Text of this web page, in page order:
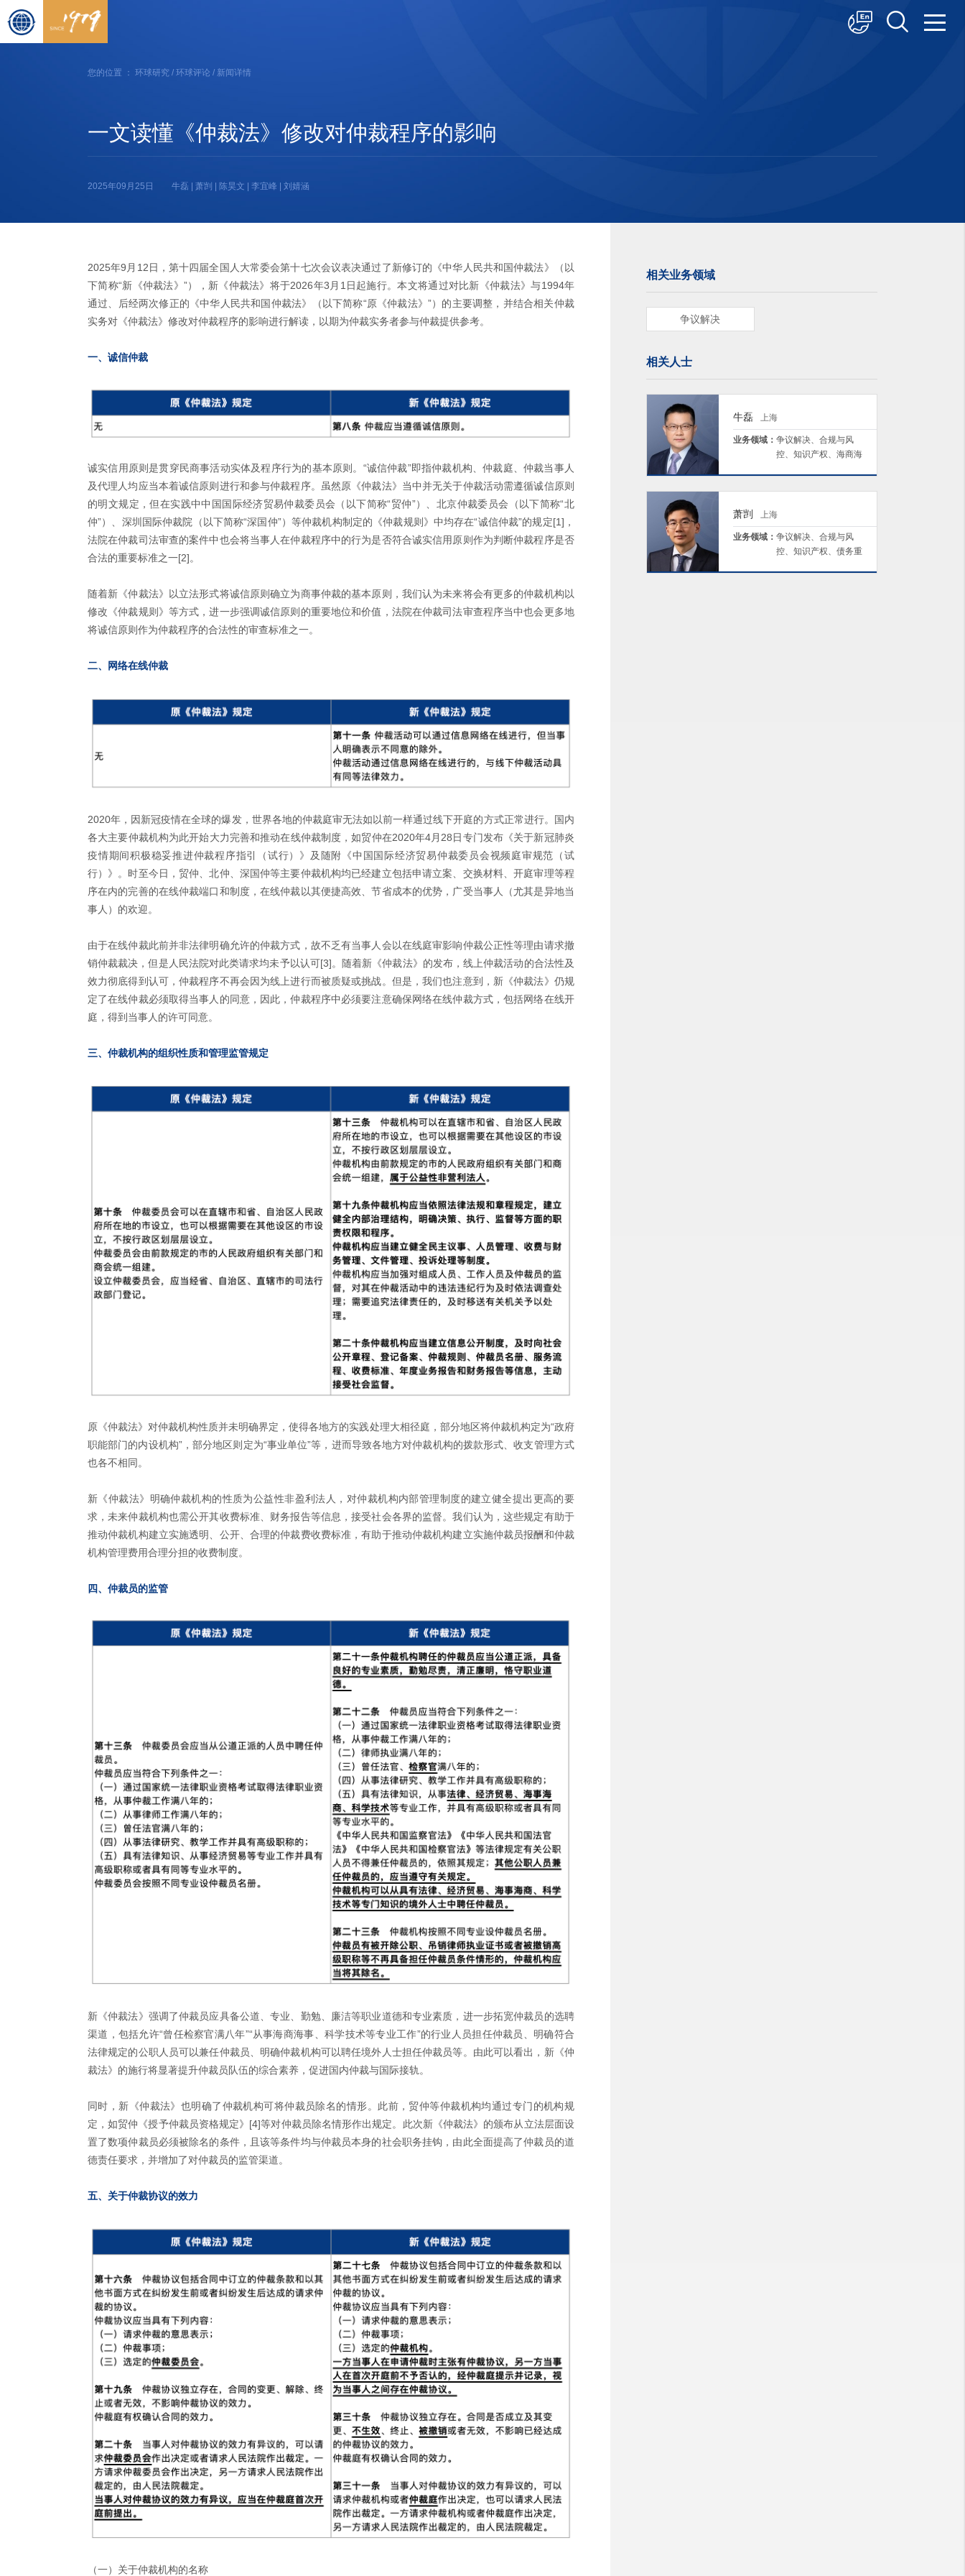
您的位置 ： 环球研究 / 环球评论 / 新闻详情
一文读懂《仲裁法》修改对仲裁程序的影响
2025年09月25日 牛磊 | 萧剀 | 陈昊文 | 李宜峰 | 刘婧涵
2025年9月12日，第十四届全国人大常委会第十七次会议表决通过了新修订的《中华人民共和国仲裁法》（以
下简称“新《仲裁法》”），新《仲裁法》将于2026年3月1日起施行。本文将通过对比新《仲裁法》与1994年
通过、后经两次修正的《中华人民共和国仲裁法》（以下简称“原《仲裁法》”）的主要调整，并结合相关仲裁
实务对《仲裁法》修改对仲裁程序的影响进行解读，以期为仲裁实务者参与仲裁提供参考。
一、诚信仲裁
诚实信用原则是贯穿民商事活动实体及程序行为的基本原则。“诚信仲裁”即指仲裁机构、仲裁庭、仲裁当事人
及代理人均应当本着诚信原则进行和参与仲裁程序。虽然原《仲裁法》当中并无关于仲裁活动需遵循诚信原则
的明文规定，但在实践中中国国际经济贸易仲裁委员会（以下简称“贸仲”）、北京仲裁委员会（以下简称“北
仲”）、深圳国际仲裁院（以下简称“深国仲”）等仲裁机构制定的《仲裁规则》中均存在“诚信仲裁”的规定[1]，
法院在仲裁司法审查的案件中也会将当事人在仲裁程序中的行为是否符合诚实信用原则作为判断仲裁程序是否
合法的重要标准之一[2]。
随着新《仲裁法》以立法形式将诚信原则确立为商事仲裁的基本原则，我们认为未来将会有更多的仲裁机构以
修改《仲裁规则》等方式，进一步强调诚信原则的重要地位和价值，法院在仲裁司法审查程序当中也会更多地
将诚信原则作为仲裁程序的合法性的审查标准之一。
二、网络在线仲裁
2020年，因新冠疫情在全球的爆发，世界各地的仲裁庭审无法如以前一样通过线下开庭的方式正常进行。国内
各大主要仲裁机构为此开始大力完善和推动在线仲裁制度，如贸仲在2020年4月28日专门发布《关于新冠肺炎
疫情期间积极稳妥推进仲裁程序指引（试行）》及随附《中国国际经济贸易仲裁委员会视频庭审规范（试
行）》。时至今日，贸仲、北仲、深国仲等主要仲裁机构均已经建立包括申请立案、交换材料、开庭审理等程
序在内的完善的在线仲裁端口和制度，在线仲裁以其便捷高效、节省成本的优势，广受当事人（尤其是异地当
事人）的欢迎。
由于在线仲裁此前并非法律明确允许的仲裁方式，故不乏有当事人会以在线庭审影响仲裁公正性等理由请求撤
销仲裁裁决，但是人民法院对此类请求均未予以认可[3]。随着新《仲裁法》的发布，线上仲裁活动的合法性及
效力彻底得到认可，仲裁程序不再会因为线上进行而被质疑或挑战。但是，我们也注意到，新《仲裁法》仍规
定了在线仲裁必须取得当事人的同意，因此，仲裁程序中必须要注意确保网络在线仲裁方式，包括网络在线开
庭，得到当事人的许可同意。
三、仲裁机构的组织性质和管理监管规定
原《仲裁法》对仲裁机构性质并未明确界定，使得各地方的实践处理大相径庭，部分地区将仲裁机构定为“政府
职能部门的内设机构”，部分地区则定为“事业单位”等，进而导致各地方对仲裁机构的拨款形式、收支管理方式
也各不相同。
新《仲裁法》明确仲裁机构的性质为公益性非盈利法人，对仲裁机构内部管理制度的建立健全提出更高的要
求，未来仲裁机构也需公开其收费标准、财务报告等信息，接受社会各界的监督。我们认为，这些规定有助于
推动仲裁机构建立实施透明、公开、合理的仲裁费收费标准，有助于推动仲裁机构建立实施仲裁员报酬和仲裁
机构管理费用合理分担的收费制度。
四、仲裁员的监管
新《仲裁法》强调了仲裁员应具备公道、专业、勤勉、廉洁等职业道德和专业素质，进一步拓宽仲裁员的选聘
渠道，包括允许“曾任检察官满八年”“从事海商海事、科学技术等专业工作”的行业人员担任仲裁员、明确符合
法律规定的公职人员可以兼任仲裁员、明确仲裁机构可以聘任境外人士担任仲裁员等。由此可以看出，新《仲
裁法》的施行将显著提升仲裁员队伍的综合素养，促进国内仲裁与国际接轨。
同时，新《仲裁法》也明确了仲裁机构可将仲裁员除名的情形。此前，贸仲等仲裁机构均通过专门的机构规
定，如贸仲《授予仲裁员资格规定》[4]等对仲裁员除名情形作出规定。此次新《仲裁法》的颁布从立法层面设
置了数项仲裁员必须被除名的条件，且该等条件均与仲裁员本身的社会职务挂钩，由此全面提高了仲裁员的道
德责任要求，并增加了对仲裁员的监管渠道。
五、关于仲裁协议的效力
（一）关于仲裁机构的名称
相关业务领域
争议解决
相关人士
牛磊 上海
业务领域： 争议解决、合规与风
控、知识产权、海商海
萧剀 上海
业务领域： 争议解决、合规与风
控、知识产权、债务重